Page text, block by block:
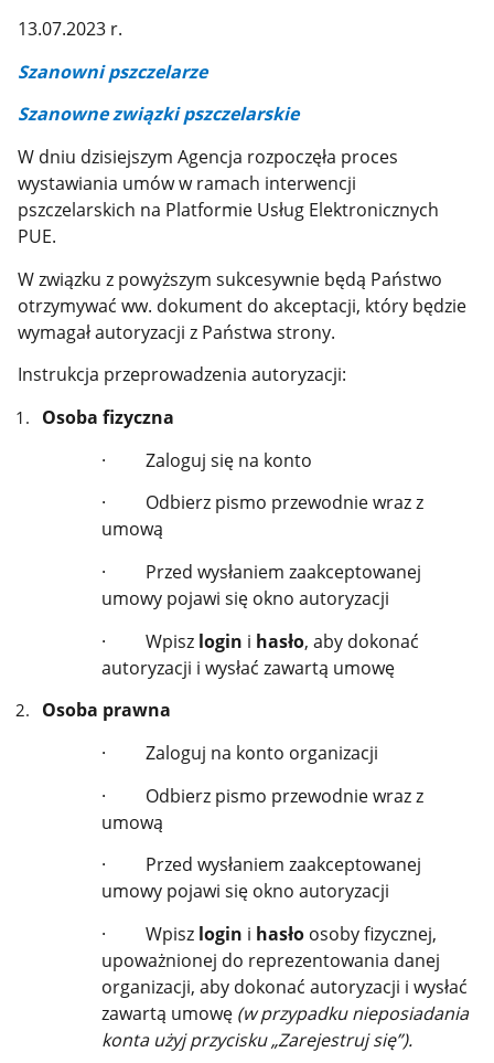
13.07.2023 r.
Szanowni pszczelarze
Szanowne związki pszczelarskie
W dniu dzisiejszym Agencja rozpoczęła proces
wystawiania umów w ramach interwencji
pszczelarskich na Platformie Usług Elektronicznych
PUE.
W związku z powyższym sukcesywnie będą Państwo
otrzymywać ww. dokument do akceptacji, który będzie
wymagał autoryzacji z Państwa strony.
Instrukcja przeprowadzenia autoryzacji:
Osoba fizyczna
·
Zaloguj się na konto
·
Odbierz pismo przewodnie wraz z
umową
·
Przed wysłaniem zaakceptowanej
umowy pojawi się okno autoryzacji
·
Wpisz login i hasło, aby dokonać
autoryzacji i wysłać zawartą umowę
Osoba prawna
·
Zaloguj na konto organizacji
·
Odbierz pismo przewodnie wraz z
umową
·
Przed wysłaniem zaakceptowanej
umowy pojawi się okno autoryzacji
·
Wpisz login i hasło osoby fizycznej,
upoważnionej do reprezentowania danej
organizacji, aby dokonać autoryzacji i wysłać
zawartą umowę (w przypadku nieposiadania
konta użyj przycisku „Zarejestruj się”).